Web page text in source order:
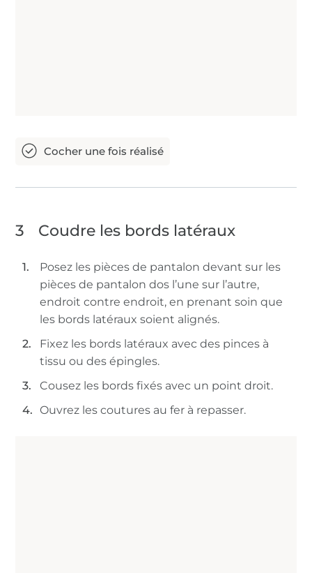
3 Coudre les bords latéraux
Posez les pièces de pantalon devant sur les
pièces de pantalon dos l’une sur l’autre,
endroit contre endroit, en prenant soin que
les bords latéraux soient alignés.
Fixez les bords latéraux avec des pinces à
tissu ou des épingles.
Cousez les bords fixés avec un point droit.
Ouvrez les coutures au fer à repasser.